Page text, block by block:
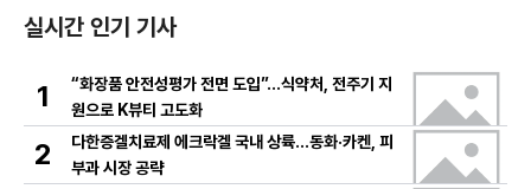
실시간 인기 기사
1
“화장품 안전성평가 전면 도입”…식약처, 전주기 지
원으로 K뷰티 고도화
2
다한증겔치료제 에크락겔 국내 상륙…동화·카켄, 피
부과 시장 공략